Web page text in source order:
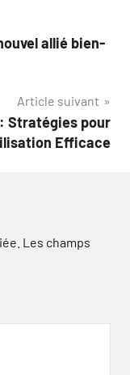
allié bien-
Article suivant
Stratégies pour
Efficace
Les champs